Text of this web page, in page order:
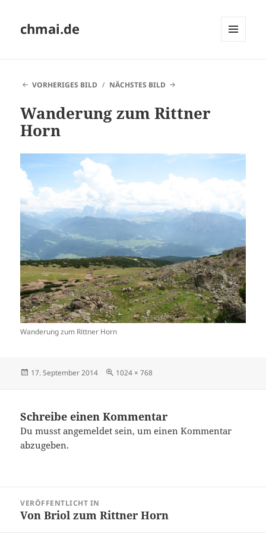
chmai.de
VORHERIGES BILD
NÄCHSTES BILD
Wanderung zum Rittner
Horn
Wanderung zum Rittner Horn
Veröffentlicht
17. September 2014 Originalgröße
1024 × 768
Schreibe einen Kommentar
Du musstangemeldet sein, um einen Kommentar
abzugeben.
VERÖFFENTLICHT IN
Von Briol zum Rittner Horn